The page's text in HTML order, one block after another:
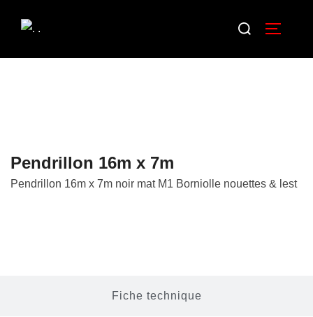
Pendrillon 16m x 7m
Pendrillon 16m x 7m noir mat M1 Borniolle nouettes & lest
Fiche technique